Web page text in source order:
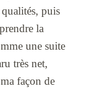
puis
la
une suite
très net,
façon de